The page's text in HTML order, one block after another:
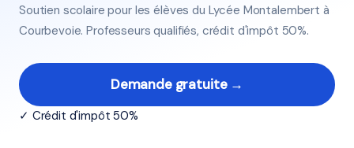
Soutien scolaire pour les élèves du Lycée Montalembert à
Courbevoie. Professeurs qualifiés, crédit d'impôt 50%.
Demande gratuite →
✓ Crédit d'impôt 50%